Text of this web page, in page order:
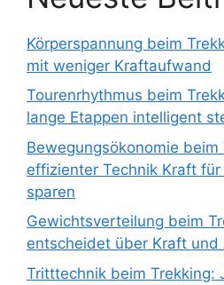
Körperspannung beim
mit weniger Kraftaufwand
Tourenrhythmus beim
lange Etappen intelligent
Bewegungsökonomie beim
effizienter Technik Kraft für
sparen
Gewichtsverteilung beim
entscheidet über Kraft und
Tritttechnik beim Trekking: